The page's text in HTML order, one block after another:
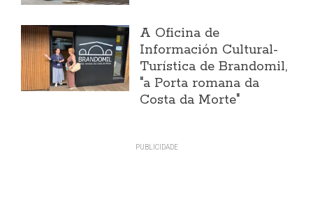
A Oficina de
Información Cultural-
Turística de Brandomil,
"a Porta romana da
Costa da Morte"